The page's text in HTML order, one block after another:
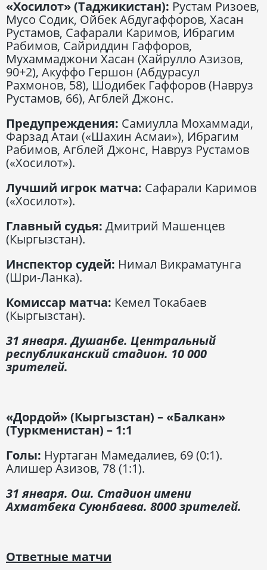
«Хосилот» (Таджикистан): Рустам Ризоев,
Мусо Содик, Ойбек Абдугаффоров, Хасан
Рустамов, Сафарали Каримов, Ибрагим
Рабимов, Сайриддин Гаффоров,
Мухаммаджони Хасан (Хайрулло Азизов,
90+2), Акуффо Гершон (Абдурасул
Рахмонов, 58), Шодибек Гаффоров (Навруз
Рустамов, 66), Агблей Джонс.
Предупреждения: Самиулла Мохаммади,
Фарзад Атаи («Шахин Асмаи»), Ибрагим
Рабимов, Агблей Джонс, Навруз Рустамов
(«Хосилот»).
Лучший игрок матча: Сафарали Каримов
(«Хосилот»).
Главный судья: Дмитрий Машенцев
(Кыргызстан).
Инспектор судей: Нимал Викраматунга
(Шри-Ланка).
Комиссар матча: Кемел Токабаев
(Кыргызстан).
31 января. Душанбе. Центральный
республиканский стадион. 10 000
зрителей.
«Дордой» (Кыргызстан) – «Балкан»
(Туркменистан) – 1:1
Голы: Нуртаган Мамедалиев, 69 (0:1).
Алишер Азизов, 78 (1:1).
31 января. Ош. Стадион имени
Ахматбека Суюнбаева. 8000 зрителей.
Ответные матчи